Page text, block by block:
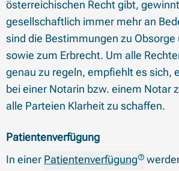
österreichischen Recht gibt,
gesellschaftlich immer mehr an
sind die Bestimmungen zu
sowie zum Erbrecht. Um alle
genau zu regeln, empfiehlt es sich,
bei einer Notarin bzw. einem Notar
alle Parteien Klarheit zu schaffen.
Patientenverfügung
In einer Patientenverfügung